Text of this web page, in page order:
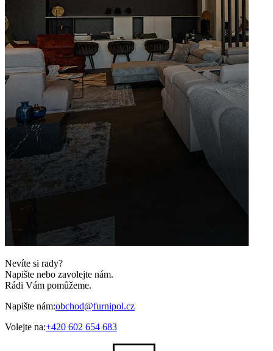
Nevíte si rady?
Napište nebo zavolejte nám.
Rádi Vám pomůžeme.
Napište nám:obchod@furnipol.cz
Volejte na:+420 602 654 683